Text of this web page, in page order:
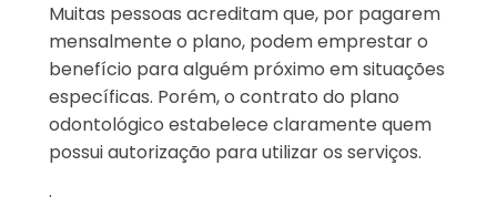
Muitas pessoas acreditam que, por pagarem
mensalmente o plano, podem emprestar o
benefício para alguém próximo em situações
específicas. Porém, o contrato do plano
odontológico estabelece claramente quem
possui autorização para utilizar os serviços.
.